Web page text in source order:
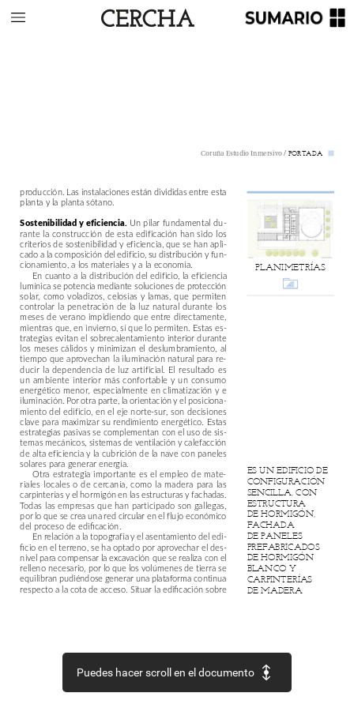
Coruña Estudio Inmersivo / PORTADA
producción. Lasinstalacionesestándivididasentreesta
planta y la planta sótano.
Sostenibilidad yeficiencia. Un pilar fundamental du-
rante la construcción de esta edificación han sido los
criteriosde sostenibilidady eficiencia,que se han apli-
cadoa la composicióndel edificio,sudistribuciónyfun-
cionamiento,a losmaterialesya la economía.
En cuanto a la distribución del edificio, la eficiencia
lumínicasepotencia mediantesolucionesdeprotección
solar, como voladizos, celosías y lamas, que permiten
controlar la penetración de la luz natural durante los
meses de verano impidiendo que entre directamente,
mientras que, eninvierno, síque lopermiten. Estases-
trategias evitan el sobrecalentamiento interior durante
los meses cálidos y minimizan el deslumbramiento, al
tiempo que aprovechan la iluminación natural para re-
ducir la dependencia de luz artificial. El resultado es
un ambiente interior más confortable y un consumo
energético menor, especialmente en climatización y e
iluminación. Porotraparte, laorientaciónyelposiciona-
miento del edificio, en el eje norte-sur, son decisiones
clave para maximizar su rendimiento energético. Estas
estrategiaspasivasse complementan conelusode sis-
temasmecánicos, sistemasdeventilaciónycalefacción
de alta eficienciay la cubrición de la nave con paneles
solares para generarenergía.
Otra estrategia importante es el empleo de mate-
riales locales o de cercanía, como la madera para las
carpinteríasyel hormigónen lasestructurasyfachadas.
Todas las empresas que han participado son gallegas,
por lo quesecrea unared circularenel flujoeconómico
del proceso deedificación.
Enrelación a la topografíayelasentamientodel edi-
ficio enel terreno, sehaoptadoporaprovechar eldes-
nivelpara compensar laexcavación queserealiza conel
relleno necesario, por loque losvolúmenesdetierrase
equilibranpudiéndosegenerarunaplataforma continua
respecto a lacotadeacceso. Situar laedificaciónsobre
ES UN EDIFICIO DE
CONFIGURACIÓN
SENCILLA, CON
ESTRUCTURA
DE HORMIGÓN,
FACHADA
DE PANELES
PREFABRICADOS
DE HORMIGÓN
BLANCO Y
CARPINTERÍAS
DE MADERA
PLANIMETRÍAS
Puedes hacer scroll en el documento